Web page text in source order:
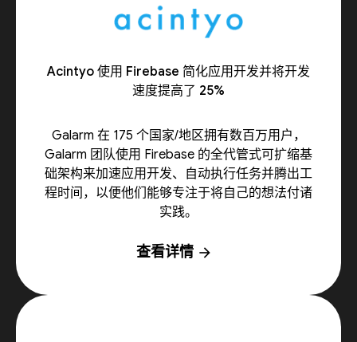
Acintyo 使用 Firebase 简化应用开发并将开发
速度提高了 25%
Galarm 在 175 个国家/地区拥有数百万用户，
Galarm 团队使用 Firebase 的全代管式可扩缩基
础架构来加速应用开发、自动执行任务并腾出工
程时间，以便他们能够专注于将自己的想法付诸
实践。
查看详情 arrow_forward